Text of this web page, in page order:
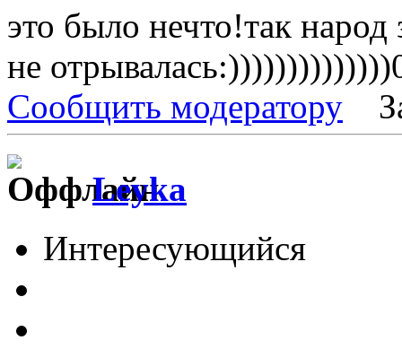
это было нечто!так народ
не
Сообщить модератору
Leyka
Интересующийся